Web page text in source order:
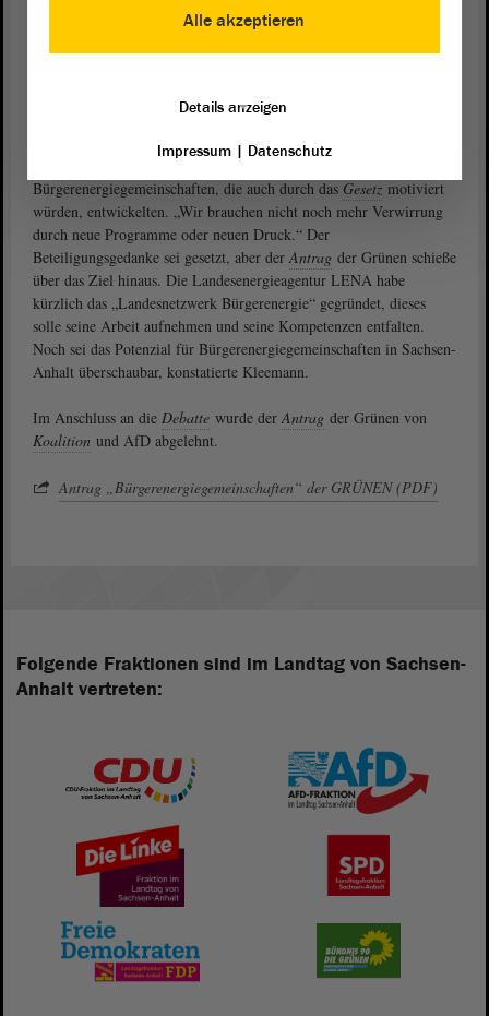
„Potenzial noch überschaubar“
. Das von derLandesregierung
gebrachte Akzeptanz- und Beteiligungsgesetz und die Arbeit daran
sei das Richtige, jetzt müsse man schauen, wie sich die
Bürgerenergiegemeinschaften, die auch durch das Gesetz motiviert
würden, entwickelten. „Wir brauchen nicht noch mehr Verwirrung
durch neue Programme oder neuen Druck.“ Der
Beteiligungsgedanke sei gesetzt, aber der Antrag der Grünen schieße
über das Ziel hinaus. Die Landesenergieagentur LENA habe
kürzlich das „Landesnetzwerk Bürgerenergie“ gegründet, dieses
solle seine Arbeit aufnehmen und seine Kompetenzen entfalten.
Noch sei das Potenzial für Bürgerenergiegemeinschaften in Sachsen-
Anhalt überschaubar, konstatierte Kleemann.
Im Anschluss an die Debatte wurde der Antrag der Grünen von
Koalition und AfD abgelehnt.
Antrag „Bürgerenergiegemeinschaften“ der GRÜNEN (PDF)
Folgende Fraktionen sind im Landtag von Sachsen-
Anhalt vertreten:
Alle akzeptieren
Details anzeigen
Impressum| Datenschutz